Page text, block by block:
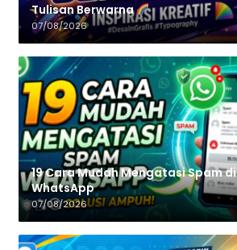
Tulisan‌‌‌‌‌‌‌‌‌‌‌‌‌‌‌‌ Berwarna
07/08/2026
19 Cara Mudah Mengatasi Spam di
WhatsApp
07/08/2026